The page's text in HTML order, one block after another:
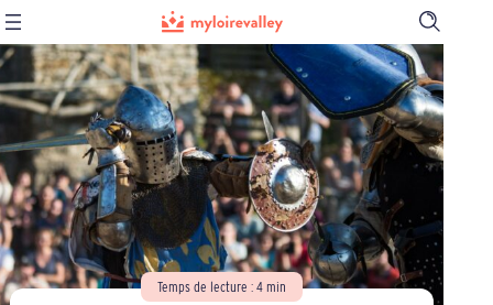
Ouvrir
la
barre
de
Temps de lecture : 4 min